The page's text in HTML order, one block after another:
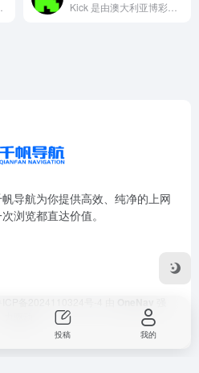
导航为你提供高效、纯净的上网
浏览都直达价值。
投稿 我的